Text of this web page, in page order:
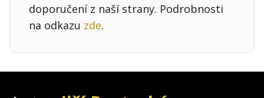
doporučení z naší strany. Podrobnosti
na odkazu zde.